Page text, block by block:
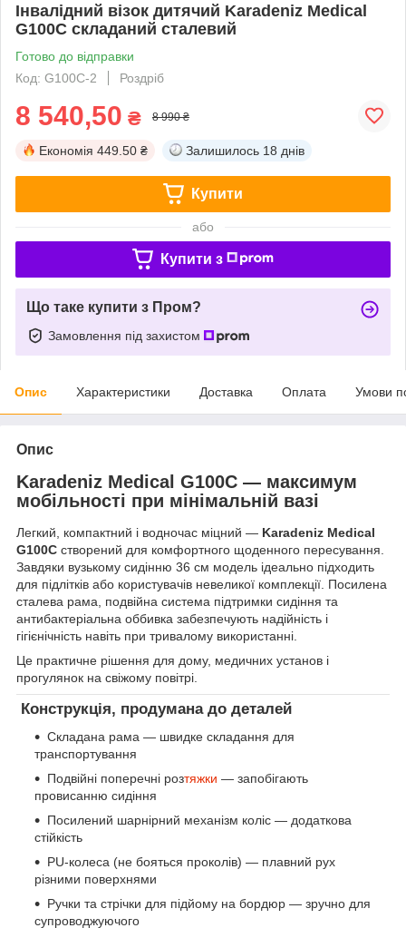
Інвалідний візок дитячий Karadeniz Medical
G100C складаний сталевий
Готово до відправки
Код: G100C-2
Роздріб
8 540,50 ₴ 8 990 ₴
Економія 449.50 ₴ Залишилось 18 днів
Купити
або
Купити з
Що таке купити з Пром?
Замовлення під захистом
Опис Характеристики Доставка Оплата Умови
Опис
Karadeniz Medical G100C — максимум
мобільності при мінімальній вазі
Легкий, компактний і водночас міцний — Karadeniz Medical
G100C створений для комфортного щоденного пересування.
Завдяки вузькому сидінню 36 см модель ідеально підходить
для підлітків або користувачів невеликої комплекції. Посилена
сталева рама, подвійна система підтримки сидіння та
антибактеріальна оббивка забезпечують надійність і
гігієнічність навіть при тривалому використанні.
Це практичне рішення для дому, медичних установ і
прогулянок на свіжому повітрі.
Конструкція, продумана до деталей
Складана рама — швидке складання для
транспортування
Подвійні поперечні розтяжки — запобігають
провисанню сидіння
Посилений шарнірний механізм коліс — додаткова
стійкість
PU-колеса (не бояться проколів) — плавний рух
різними поверхнями
Ручки та стрічки для підйому на бордюр — зручно для
супроводжуючого